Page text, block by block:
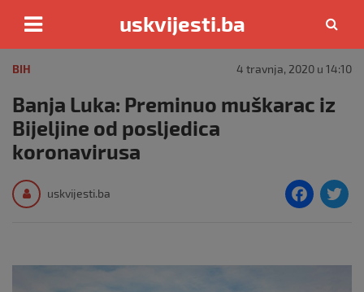
content
uskvijesti.ba
BIH 4 travnja, 2020 u 14:10
Banja Luka: Preminuo muškarac iz
Bijeljine od posljedica
koronavirusa
uskvijesti.ba
F
e